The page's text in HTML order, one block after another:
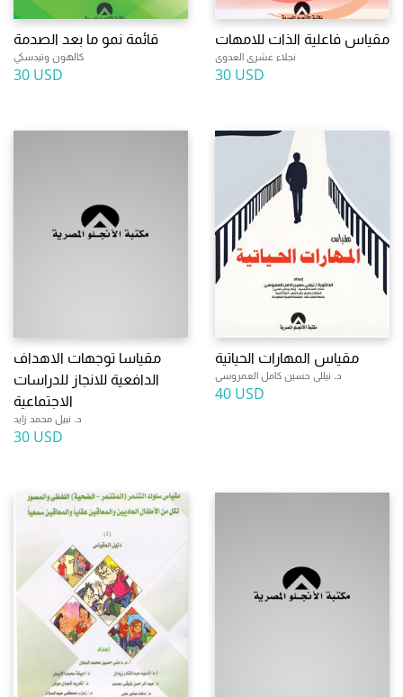
قائمة نمو ما بعد الصدمة
كالهون وتيدسكي
30 USD
مقياس فاعلية الذات للامهات
نجلاء عشرى العدوى
30 USD
مقياسا توجهات الاهداف
الدافعية للانجاز للدراسات
الاجتماعية
د. نبيل محمد زايد
30 USD
مقياس المهارات الحياتية
د. نيللى حسين كامل العمروسى
40 USD